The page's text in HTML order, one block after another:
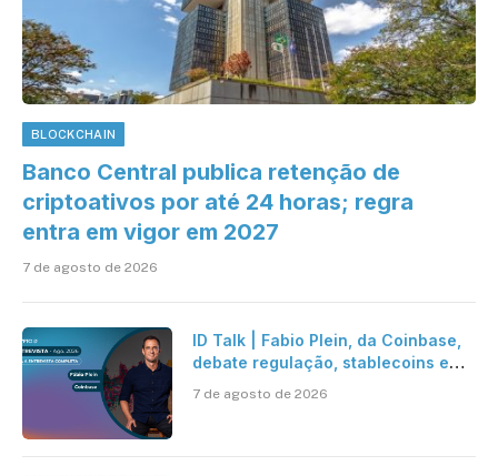
BLOCKCHAIN
Banco Central publica retenção de
criptoativos por até 24 horas; regra
entra em vigor em 2027
7 de agosto de 2026
ID Talk | Fabio Plein, da Coinbase,
debate regulação, stablecoins e
7 de agosto de 2026